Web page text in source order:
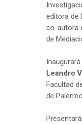
editora de
co-autora
de
Leandro
Facultad
de